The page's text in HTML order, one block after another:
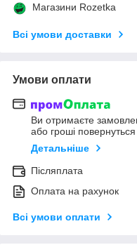
Магазини Rozetka
Всі умови доставки
Умови оплати
Ви отримаєте
або гроші
Детальніше
Післяплата
Оплата на рахунок
Всі умови оплати